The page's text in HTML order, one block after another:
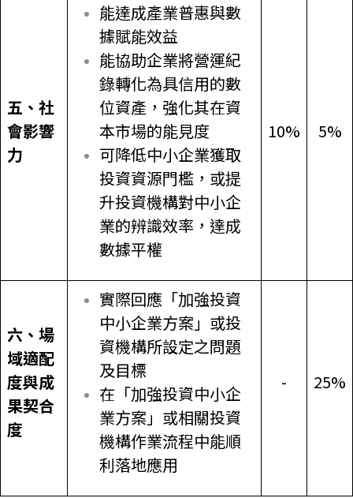
五、社
會影響
力
能達成產業普惠與數
據賦能效益
能協助企業將營運紀
錄轉化為具信用的數
位資產，強化其在資
本市場的能見度
可降低中小企業獲取
投資資源門檻，或提
升投資機構對中小企
業的辨識效率，達成
數據平權
10% 5%
六、場
域適配
度與成
果契合
度
實際回應「加強投資
中小企業方案」或投
資機構所設定之問題
及目標
在「加強投資中小企
業方案」或相關投資
機構作業流程中能順
利落地應用
- 25%